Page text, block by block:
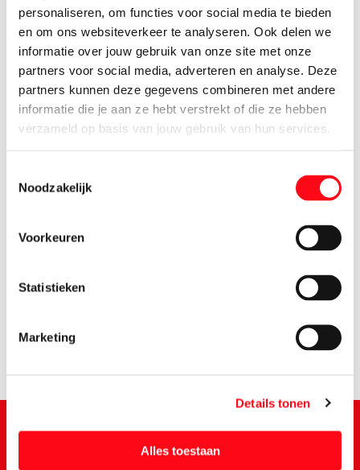
personaliseren, om functies voor social media te bieden
en om ons websiteverkeer te analyseren. Ook delen we
informatie over jouw gebruik van onze site met onze
partners voor social media, adverteren en analyse. Deze
partners kunnen deze gegevens combineren met andere
informatie die je aan ze hebt verstrekt of die ze hebben
verzameld op basis van jouw gebruik van hun services.
Noodzakelijk
Voorkeuren
Statistieken
Marketing
Details tonen
Alles toestaan
1.79